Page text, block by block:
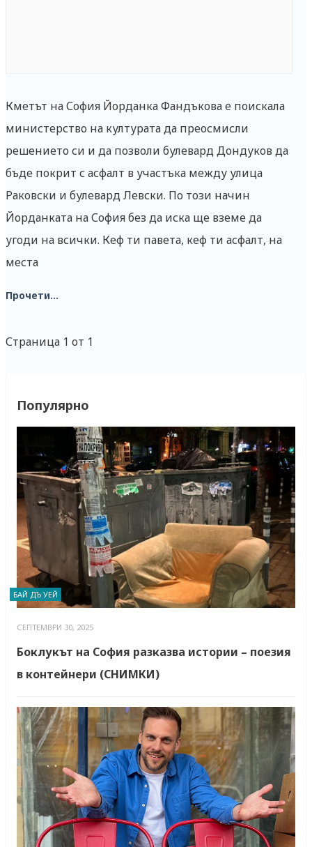
Кметът на София Йорданка Фандъкова е поискала
министерство на културата да преосмисли
решението си и да позволи булевард Дондуков да
бъде покрит с асфалт в участъка между улица
Раковски и булевард Левски. По този начин
Йорданката на София без да иска ще вземе да
угоди на всички. Кеф ти павета, кеф ти асфалт, на
места
Прочети...
Страница 1 от 1
Популярно
БАЙ ДЪ УЕЙ
СЕПТЕМВРИ 30, 2025
Боклукът на София разказва истории – поезия
в контейнери (СНИМКИ)